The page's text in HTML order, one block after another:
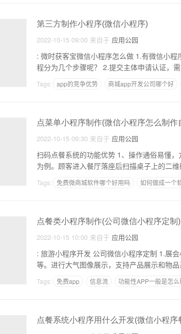
第三方制作小程序(微信小程序)
2022-10-15 09:00 来自于 应用公园
: 微时获客宝微信小程序怎么做 1.有微信小程序多少步？企业.个人和组织均可申请制作自有小程序。那么这个过
程分为几个步骤呢？ 2.提交主
Tags: app的竞争优势 商城app开发公司哪个好
点菜单小程序制作(微信小程序怎么制作
2022-10-15 09:30 来自于 应用公园
扫码点餐系统的功能优势 1、操作通俗易懂，方便快捷，小程序扫码订购系统操作非常简单。以餐厅点餐小程序
为例。顾客进入餐厅落座后扫描桌子上的二
Tags: 免费微商城软件哪个好用吗 如何做成一个
点餐类小程序制作(公司微信小程序定制)
2022-10-15 10:00 来自于 应用公园
: 旅游小程序开发 公司微信小程序定制 1.展会小程序。协助电话企业。组织，产品作品，团队组织，个人形象
Tags: 免费app 信息流 功能性APP一般是怎
点餐系统小程序用什么开发(微信小程